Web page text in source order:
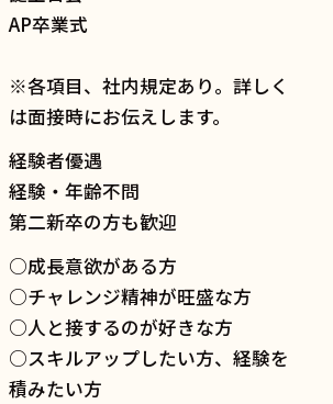
AP卒業式
※各項目、社内規定あり。詳しく
は面接時にお伝えします。
経験者優遇
経験・年齢不問
第二新卒の方も歓迎
○成長意欲がある方
○チャレンジ精神が旺盛な方
○人と接するのが好きな方
○スキルアップしたい方、経験を
積みたい方